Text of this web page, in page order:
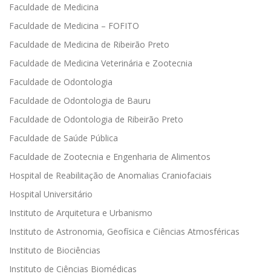
Faculdade de Medicina
Faculdade de Medicina – FOFITO
Faculdade de Medicina de Ribeirão Preto
Faculdade de Medicina Veterinária e Zootecnia
Faculdade de Odontologia
Faculdade de Odontologia de Bauru
Faculdade de Odontologia de Ribeirão Preto
Faculdade de Saúde Pública
Faculdade de Zootecnia e Engenharia de Alimentos
Hospital de Reabilitação de Anomalias Craniofaciais
Hospital Universitário
Instituto de Arquitetura e Urbanismo
Instituto de Astronomia, Geofísica e Ciências Atmosféricas
Instituto de Biociências
Instituto de Ciências Biomédicas